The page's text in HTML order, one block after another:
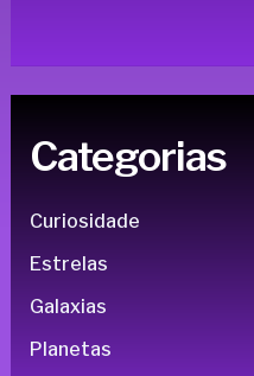
Categorias
Curiosidade
Estrelas
Galaxias
Planetas